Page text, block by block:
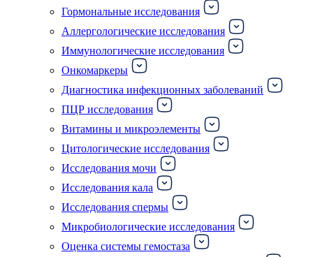
Гормональные исследования
Аллергологические исследования
Иммунологические исследования
Онкомаркеры
Диагностика инфекционных заболеваний
ПЦР исследования
Витамины и микроэлементы
Цитологические исследования
Исследования мочи
Исследования кала
Исследования спермы
Микробиологические исследования
Оценка системы гемостаза